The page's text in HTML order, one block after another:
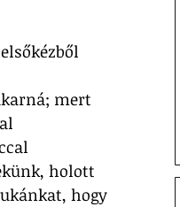
mert
holott
hogy